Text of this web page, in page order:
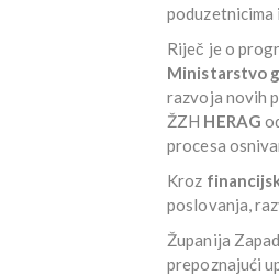
Riječ je o
Ministarstvo
razvoja novih
ŽZH HERAG
procesa
Kroz
poslovanja,
Županija
prepoznajući